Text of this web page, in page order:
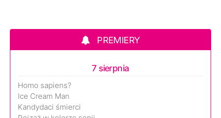
PREMIERY
7 sierpnia
Homo sapiens?
Ice Cream Man
Kandydaci śmierci